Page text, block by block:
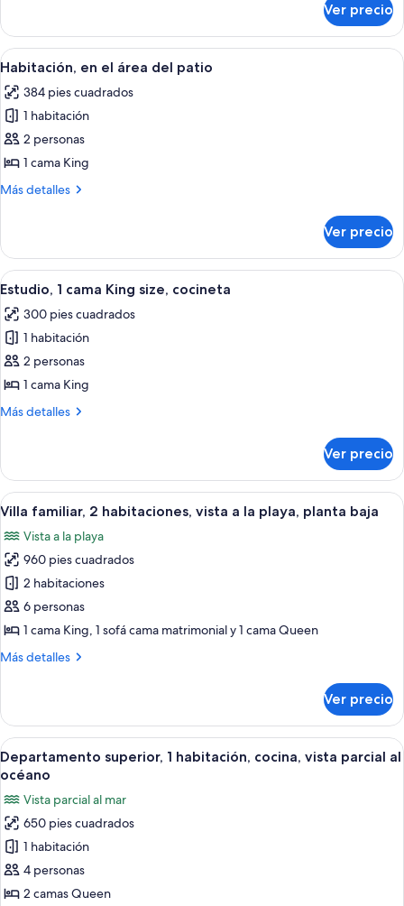
la
playa
1
habitación,
cocineta,
a
la
playa
Ver precio
Abrir
todas
las
fotos
de
Habitación,
en
del
patio
Habitación de hotel moderna con
2
Habitación, en el área del patio
384 pies cuadrados
1 habitación
2 personas
1 cama King
Más detalles
Más
en
el
área
patio
Ver precio
Abrir
todas
las
fotos
de
Estudio,
1
size,
cocineta
Habitación de hotel con una cama
3
Estudio, 1 cama King size, cocineta
300 pies cuadrados
1 habitación
2 personas
1 cama King
Más detalles
Más
1
cama
King
cocineta
Ver precio
Abrir
todas
las
fotos
de
Villa
familiar,
habitaciones,
la
playa,
planta
baja
Una sala de estar moderna con un
8
Villa familiar, 2 habitaciones, vista a la playa, planta baja
Vista a la playa
960 pies cuadrados
2 habitaciones
6 personas
1 cama King, 1 sofá cama matrimonial y 1 cama Queen
Más detalles
Más
familiar,
habitaciones,
vista
la
playa,
planta
baja
Ver precio
Abrir
todas
fotos
de
Departamento
superior,
1
Un balcón con mobiliario de mimbre,
5
Departamento superior, 1 habitación, cocina, vista parcial al
océano
Vista parcial al mar
650 pies cuadrados
1 habitación
4 personas
2 camas Queen